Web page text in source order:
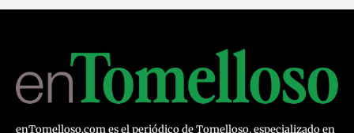
enTomelloso.com es el periódico de Tomelloso, especializado en